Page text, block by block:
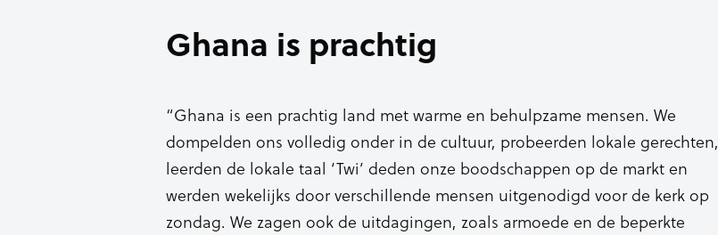
Ghana is prachtig
“Ghana is een prachtig land met warme en behulpzame mensen. We
dompelden ons volledig onder in de cultuur, probeerden lokale gerechten,
leerden de lokale taal ‘Twi’ deden onze boodschappen op de markt en
werden wekelijks door verschillende mensen uitgenodigd voor de kerk op
zondag. We zagen ook de uitdagingen, zoals armoede en de beperkte